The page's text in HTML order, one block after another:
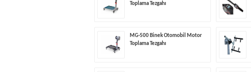
Toplama Tezgahı
MG-500 Binek Otomobil Motor
Toplama Tezgahı